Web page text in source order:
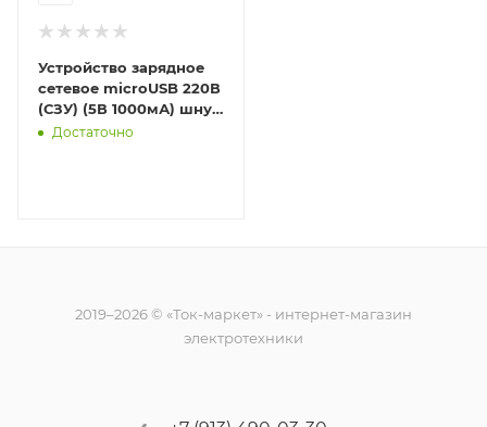
Устройство зарядное
сетевое microUSB 220В
(СЗУ) (5В 1000мА) шнур
1м черн. Rexant 16-0269
Достаточно
2019–2026 © «Ток-маркет» - интернет-магазин
электротехники